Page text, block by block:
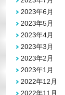
2023年6月
2023年5月
2023年4月
2023年3月
2023年2月
2023年1月
2022年12月
2022年11月